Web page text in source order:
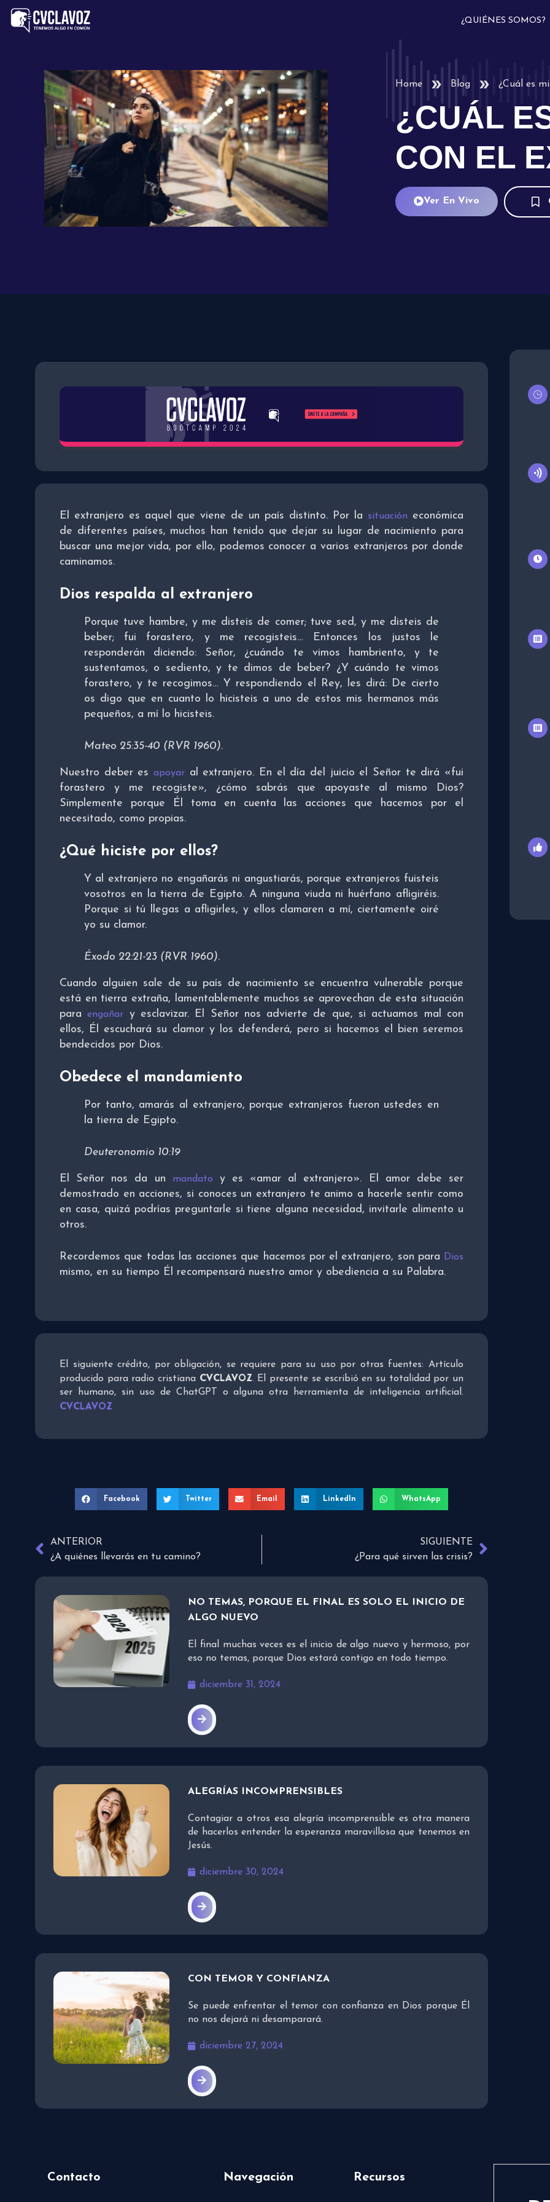
¿QUIÉNES SOMOS?
Home Blog ¿Cuál es
¿CUÁL
CON EL
Ver En Vivo
El extranjero es aquel que viene de un país distinto. Por la situación
económica
de diferentes países, muchos han tenido que dejar su lugar de nacimiento para
buscar una mejor vida, por ello, podemos conocer a varios extranjeros por donde
caminamos.
Dios respalda al extranjero
Porque tuve hambre, y me disteis de comer; tuve sed, y me disteis de
beber; fui forastero, y me recogisteis… Entonces los justos le
responderán diciendo: Señor, ¿cuándo te vimos hambriento, y te
sustentamos, o sediento, y te dimos de beber? ¿Y cuándo te vimos
forastero, y te recogimos… Y respondiendo el Rey, les dirá: De cierto
os digo que en cuanto lo hicisteis a uno de estos mis hermanos más
pequeños, a mí lo hicisteis.
Mateo 25:35-40 (RVR 1960).
Nuestro deber es apoyar al extranjero. En el día del juicio el Señor te dirá «fui
forastero y me recogiste», ¿cómo sabrás que apoyaste al mismo Dios?
Simplemente porque Él toma en cuenta las acciones que hacemos por el
necesitado, como propias.
¿Qué hiciste por ellos?
Y al extranjero no engañarás ni angustiarás, porque extranjeros fuisteis
vosotros en la tierra de Egipto. A ninguna viuda ni huérfano afligiréis.
Porque si tú llegas a afligirles, y ellos clamaren a mí, ciertamente oiré
yo su clamor.
Éxodo 22:21-23 (RVR 1960).
Cuando alguien sale de su país de nacimiento se encuentra vulnerable porque
está en tierra extraña, lamentablemente muchos se aprovechan de esta situación
paraengañar
y esclavizar. El Señor nos advierte de que, si actuamos mal con
ellos, Él escuchará su clamor y los defenderá, pero si hacemos el bien seremos
bendecidos por Dios.
Obedece el mandamiento
Por tanto, amarás al extranjero, porque extranjeros fueron ustedes en
la tierra de Egipto.
Deuteronomio 10:19
El Señor nos da un mandato
y es «amar al extranjero». El amor debe ser
demostrado en acciones, si conoces un extranjero te animo a hacerle sentir como
en casa, quizá podrías preguntarle si tiene alguna necesidad, invitarle alimento u
otros.
Recordemos que todas las acciones que hacemos por el extranjero, son para Dios
mismo, en su tiempo Él recompensará nuestro amor y obediencia a su Palabra.
El siguiente crédito, por obligación, se requiere para su uso por otras fuentes: Artículo
producido para radio cristiana CVCLAVOZ. El presente se escribió en su totalidad por un
ser humano, sin uso de ChatGPT o alguna otra herramienta de inteligencia artificial.
CVCLAVOZ
Facebook Twitter Email LinkedIn WhatsApp
ANTERIOR
¿A quiénes llevarás en tu camino?
SIGUIENTE
¿Para qué sirven las crisis?
NO TEMAS, PORQUE EL FINAL ES SOLO EL INICIO DE
ALGO NUEVO
El final muchas veces es el inicio de algo nuevo y hermoso, por
eso no temas, porque Dios estará contigo en todo tiempo.
diciembre 31, 2024
ALEGRÍAS INCOMPRENSIBLES
Contagiar a otros esa alegría incomprensible es otra manera
de hacerlos entender la esperanza maravillosa que tenemos en
Jesús.
diciembre 30, 2024
CON TEMOR Y CONFIANZA
Se puede enfrentar el temor con confianza en Dios porque Él
no nos dejará ni desamparará.
diciembre 27, 2024
Contacto Navegación Recursos